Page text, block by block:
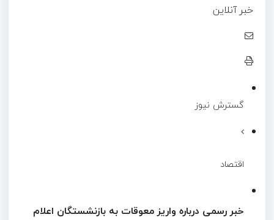
خبر آنلاین
گسترش نیوز
اقتصاد
خبر رسمی درباره واریز معوقات به بازنشستگان اعلام